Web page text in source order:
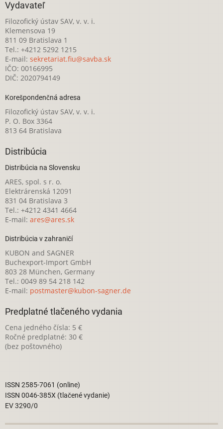
Vydavateľ
Filozofický ústav SAV, v. v. i.
Klemensova 19
811 09 Bratislava 1
Tel.: +4212 5292 1215
E-mail: sekretariat.fiu@savba.sk
IČO: 00166995
DIČ: 2020794149
Korešpondenčná adresa
Filozofický ústav SAV, v. v. i.
P. O. Box 3364
813 64 Bratislava
Distribúcia
Distribúcia na Slovensku
ARES, spol. s r. o.
Elektrárenská 12091
831 04 Bratislava 3
Tel.: +4212 4341 4664
E-mail: ares@ares.sk
Distribúcia v zahraničí
KUBON and SAGNER
Buchexport-Import GmbH
803 28 München, Germany
Tel.: 0049 89 54 218 142
E-mail: postmaster@kubon-sagner.de
Predplatné tlačeného vydania
Cena jedného čísla: 5 €
Ročné predplatné: 30 €
(bez poštovného)
ISSN 2585-7061 (online)
ISSN 0046-385X (tlačené vydanie)
EV 3290/0